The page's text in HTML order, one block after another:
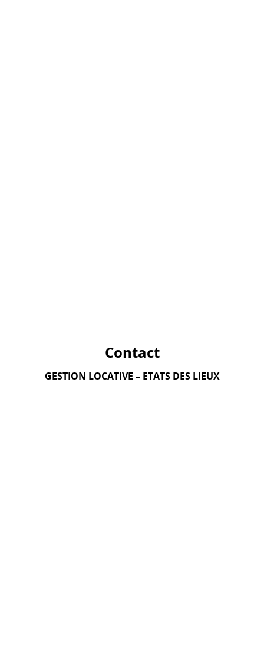
Contact
GESTION LOCATIVE – ETATS DES LIEUX